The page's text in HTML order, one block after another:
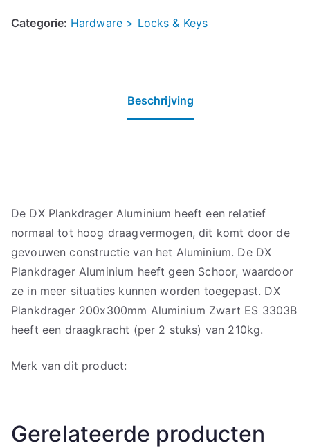
Categorie: Hardware > Locks & Keys
Beschrijving
De DX Plankdrager Aluminium heeft een relatief
normaal tot hoog draagvermogen, dit komt door de
gevouwen constructie van het Aluminium. De DX
Plankdrager Aluminium heeft geen Schoor, waardoor
ze in meer situaties kunnen worden toegepast. DX
Plankdrager 200x300mm Aluminium Zwart ES 3303B
heeft een draagkracht (per 2 stuks) van 210kg.
Merk van dit product:
Gerelateerde producten